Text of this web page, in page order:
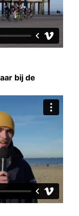
bij de